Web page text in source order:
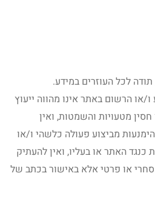
לכל העוזרים במידע.
או הרשום באתר אינו מהווה ייעוץ
מטעויות והשמטות, ואין
מביצוע פעולה כלשהי ו/או
האתר או בעליו, ואין להעתיק
או פרטי אלא באישור בכתב של